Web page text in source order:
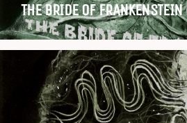
THE BRIDE OF FRANKENSTEIN